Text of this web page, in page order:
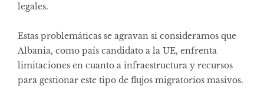
legales.
Estas problemáticas se agravan si consideramos que
Albania, como país candidato a la UE, enfrenta
limitaciones en cuanto a infraestructura y recursos
para gestionar este tipo de flujos migratorios masivos.